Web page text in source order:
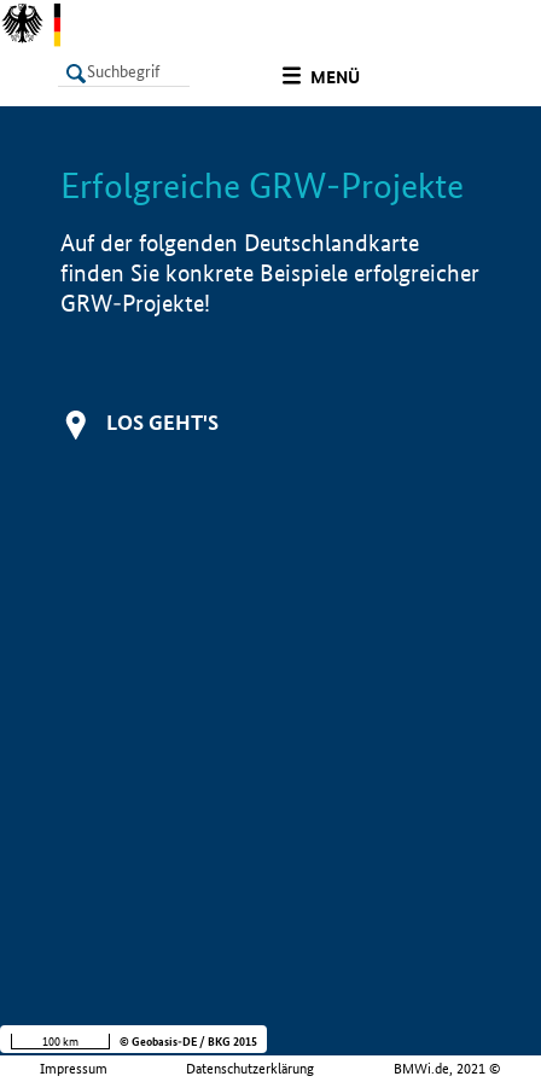
MENÜ
LISTE Info
Erfolgreiche GRW-Projekte
Auf der folgenden Deutschlandkarte
finden Sie konkrete Beispiele erfolgreicher
GRW-Projekte!
LOS GEHT'S
Impressum Datenschutzerklärung BMWi.de, 2021 ©
100 km © Geobasis-DE / BKG 2015